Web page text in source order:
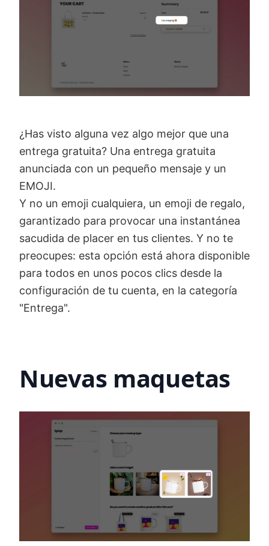
¿Has visto alguna vez algo mejor que una
entrega gratuita? Una entrega gratuita
anunciada con un pequeño mensaje y un
EMOJI.
Y no un emoji cualquiera, un emoji de regalo,
garantizado para provocar una instantánea
sacudida de placer en tus clientes. Y no te
preocupes: esta opción está ahora disponible
para todos en unos pocos clics desde la
configuración de tu cuenta, en la categoría
"Entrega".
Nuevas maquetas